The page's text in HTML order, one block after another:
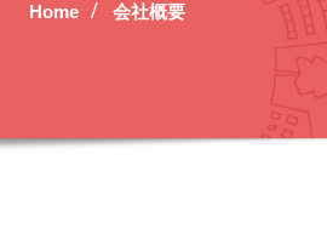
Home 会社概要